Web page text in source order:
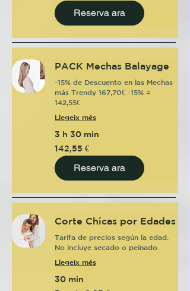
Reserva ara
PACK Mechas Balayage
-15% de Descuento en las Mechas
más Trendy 167,70€ -15% =
142,55€
Llegeix més
3 h 30 min
142,55
euros
142,55 €
Reserva ara
Corte Chicas por Edades
Tarifa de precios según la edad.
No incluye secado o peinado.
Llegeix més
30 min
Des